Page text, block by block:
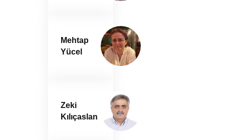
Mehtap
Yücel
Zeki
Kılıçaslan